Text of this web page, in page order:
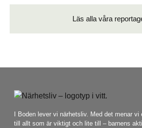
Läs alla våra
I Boden lever vi närhetsliv. Med det menar
till allt som är viktigt och lite till – barnens